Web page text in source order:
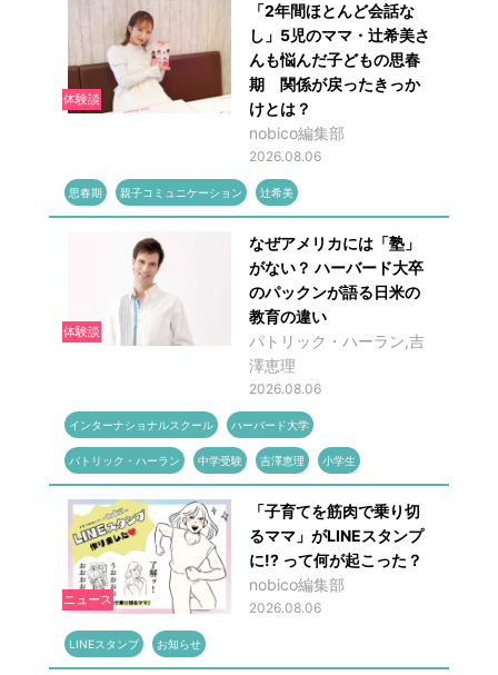
体験談
「2年間ほとんど会話な
し」5児のママ・辻希美さ
んも悩んだ子どもの思春
期 関係が戻ったきっか
けとは？
nobico編集部
2026.08.06
思春期 親子コミュニケーション 辻希美
体験談
なぜアメリカには「塾」
がない？ ハーバード大卒
のパックンが語る日米の
教育の違い
パトリック・ハーラン,吉
澤恵理
2026.08.06
インターナショナルスクール ハーバード大学
パトリック・ハーラン 中学受験 吉澤恵理 小学生
ニュース
「子育てを筋肉で乗り切
るママ」がLINEスタンプ
に!? って何が起こった？
nobico編集部
2026.08.06
LINEスタンプ お知らせ